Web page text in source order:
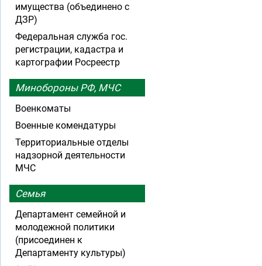
имущества (объединено с
ДЗР)
Федеральная служба гос.
регистрации, кадастра и
картографии Росреестр
Минобороны РФ, МЧС
Военкоматы
Военные комендатуры
Территориальные отделы
надзорной деятельности
МЧС
Семья
Департамент семейной и
молодежной политики
(присоединен к
Департаменту культуры)